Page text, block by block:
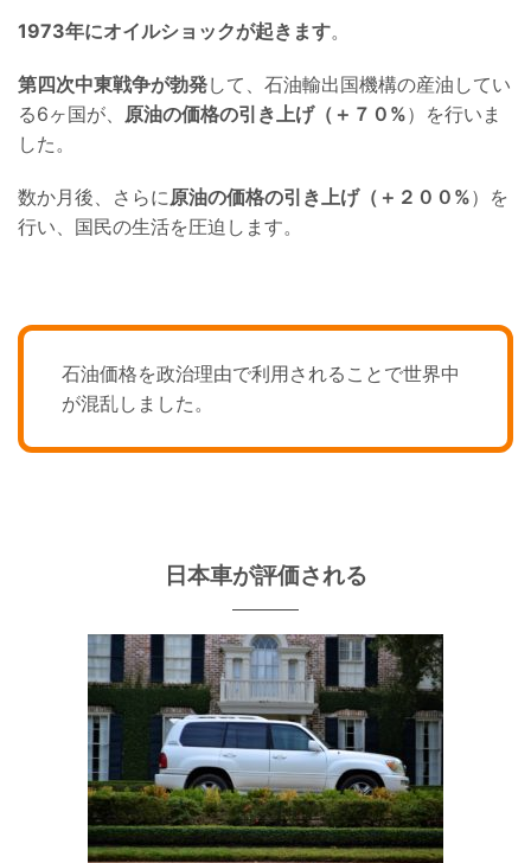
1973年にオイルショックが起きます。
第四次中東戦争が勃発して、石油輸出国機構の産油してい
る6ヶ国が、 原油の価格の引き上げ（＋７０%）を行いま
した。
数か月後、さらに原油の価格の引き上げ（＋２００%）を
行い、国民の生活を圧迫します。
石油価格を政治理由で利用されることで世界中
が混乱しました。
日本車が評価される